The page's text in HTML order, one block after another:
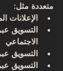
متعددة مثل:
الإعلانات
التسويق
الاجتماعي
التسويق
التسويق